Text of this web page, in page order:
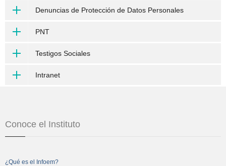
Denuncias de Protección de Datos Personales
PNT
Testigos Sociales
Intranet
Conoce el Instituto
¿Qué es el Infoem?